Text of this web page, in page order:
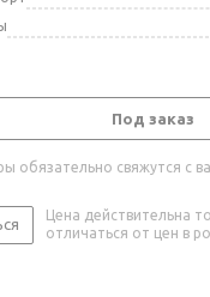
Под заказ
обязательно свяжутся с
Цена действительна
отличаться от цен в